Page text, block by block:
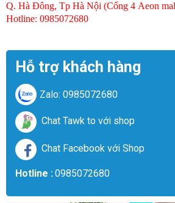
Q. Hà Đông, Tp Hà Nội (Cổng 4 Aeon
Hotline: 0985072680
Hỗ trợ khách hàng
Zalo: 0985072680
Chat Tawk to với shop
Chat Facebook với Shop
Hotline :0985072680